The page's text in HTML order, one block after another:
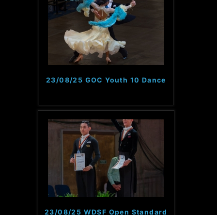
23/08/25 GOC Youth 10 Dance
23/08/25 WDSF Open Standard